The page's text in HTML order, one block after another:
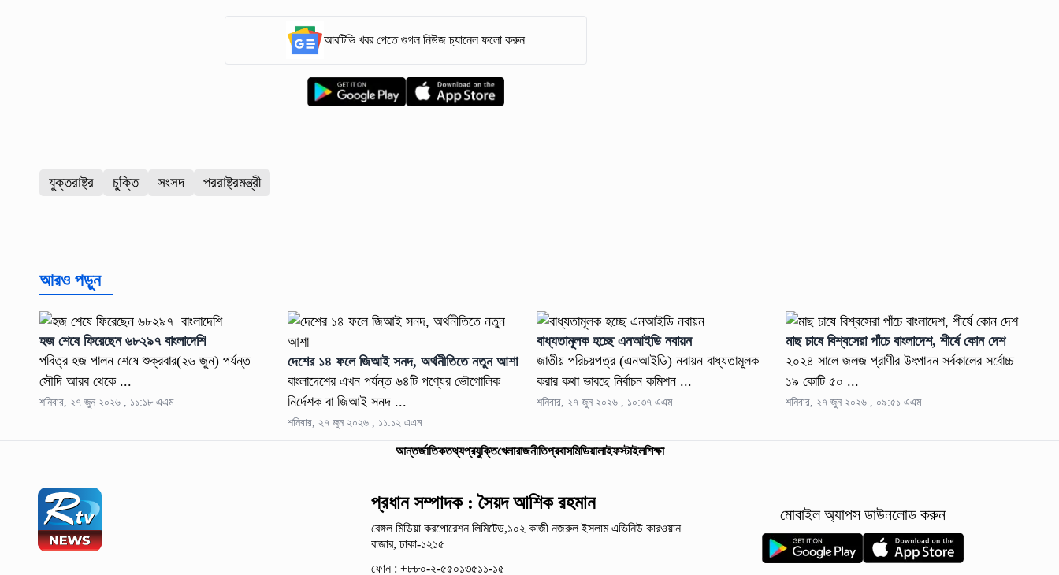
আরটিভি খবর পেতে গুগল নিউজ চ্যানেল ফলো করুন
যুক্তরাষ্ট্র চুক্তি সংসদ পররাষ্ট্রমন্ত্রী
আরও পড়ুন
হজ শেষে ফিরেছেন ৬৮২৯৭ বাংলাদেশি
পবিত্র হজ পালন শেষে শুক্রবার(২৬ জুন) পর্যন্ত
সৌদি আরব থেকে ...
শনিবার, ২৭ জুন ২০২৬ , ১১:১৮ এএম
দেশের ১৪ ফলে জিআই সনদ, অর্থনীতিতে নতুন আশা
বাংলাদেশের এখন পর্যন্ত ৬৪টি পণ্যের ভৌগোলিক
নির্দেশক বা জিআই সনদ ...
শনিবার, ২৭ জুন ২০২৬ , ১১:১২ এএম
বাধ্যতামূলক হচ্ছে এনআইডি নবায়ন
জাতীয় পরিচয়পত্র (এনআইডি) নবায়ন বাধ্যতামূলক
করার কথা ভাবছে নির্বাচন কমিশন ...
শনিবার, ২৭ জুন ২০২৬ , ১০:৩৭ এএম
মাছ চাষে বিশ্বসেরা পাঁচে বাংলাদেশ, শীর্ষে কোন দেশ
২০২৪ সালে জলজ প্রাণীর উৎপাদন সর্বকালের সর্বোচ্চ
১৯ কোটি ৫০ ...
শনিবার, ২৭ জুন ২০২৬ , ০৯:৫১ এএম
আন্তর্জাতিকতথ্যপ্রযুক্তিখেলারাজনীতিপ্রবাসমিডিয়ালাইফস্টাইলশিক্ষা
প্রধান সম্পাদক : সৈয়দ আশিক রহমান
বেঙ্গল মিডিয়া করপোরেশন লিমিটেড,১০২ কাজী নজরুল ইসলামএভিনিউ কারওয়ান
বাজার, ঢাকা-১২১৫
ফোন : +৮৮০-২-৫৫০১৩৫১১-১৫
মোবাইল অ্যাপস ডাউনলোড করুন